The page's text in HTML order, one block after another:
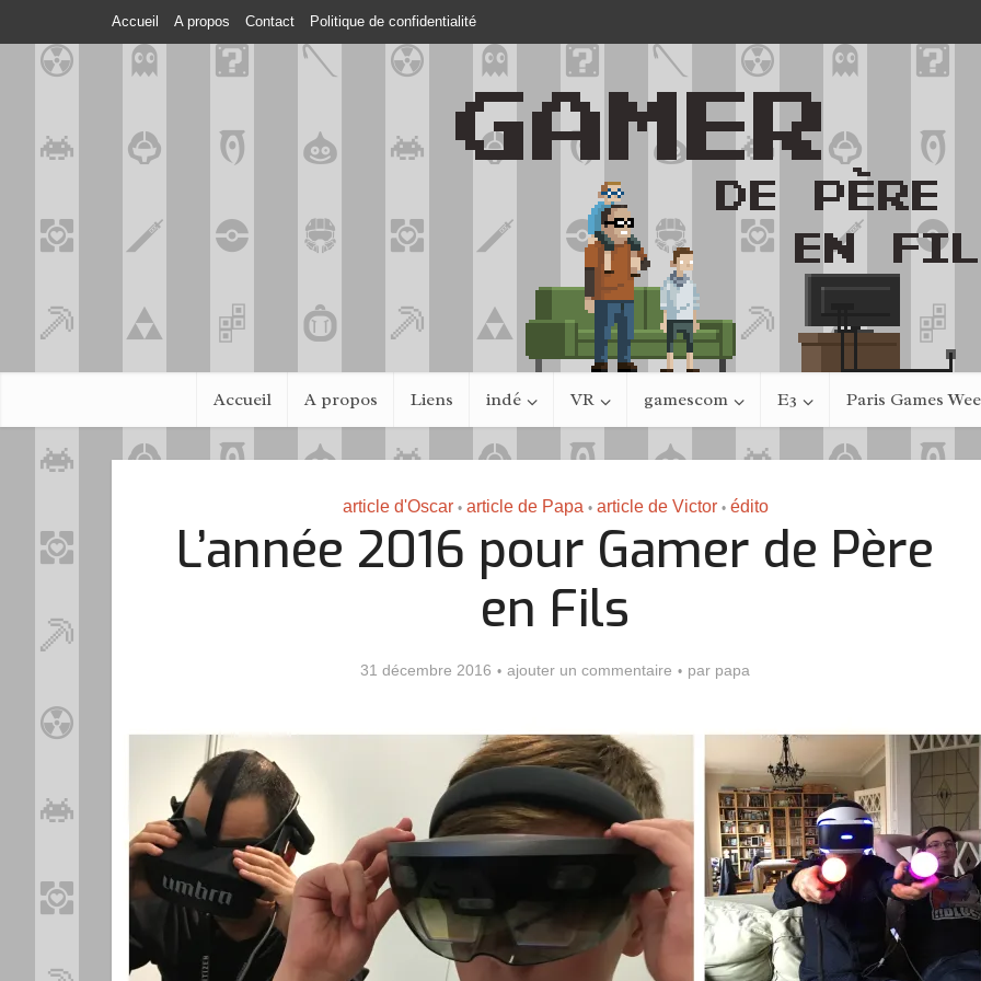
Accueil A propos Contact Politique de confidentialité
Accueil A propos Liens indé VR gamescom E3 Paris Games
article d'Oscar • article de Papa • article de Victor • édito
L’année 2016 pour Gamer de Père
en Fils
31 décembre 2016 ajouter un commentaire par papa
Looking for Fael
Assassin’s Creed Black